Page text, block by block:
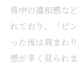
背中の違和感な
れており、「ピ
った後は肩まわ
想が多く見られ